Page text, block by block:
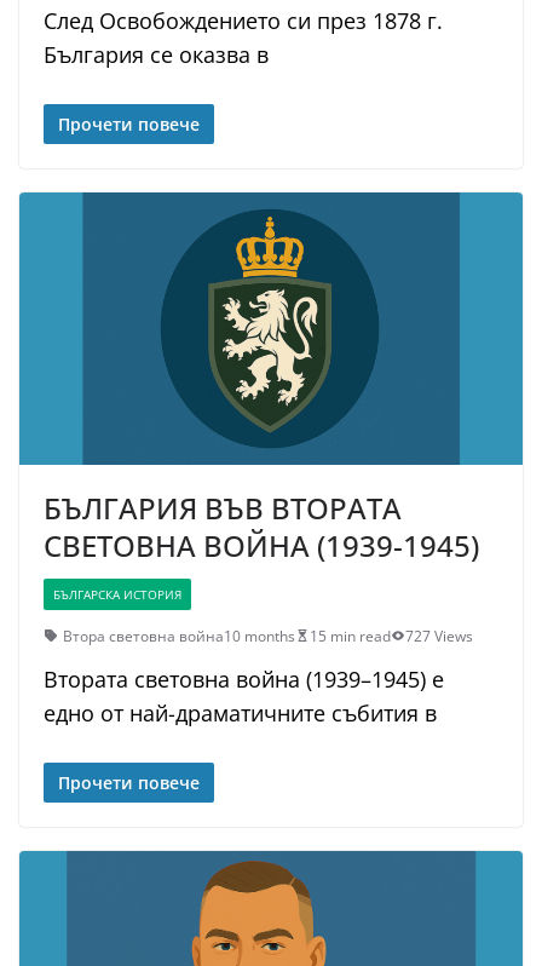
След Освобождението си през 1878 г.
България се оказва в
Прочети повече
БЪЛГАРИЯ ВЪВ ВТОРАТА
СВЕТОВНА ВОЙНА (1939-1945)
БЪЛГАРСКА ИСТОРИЯ
Втора световна война10 months 15 min read 727 Views
Втората световна война (1939–1945) е
едно от най-драматичните събития в
Прочети повече